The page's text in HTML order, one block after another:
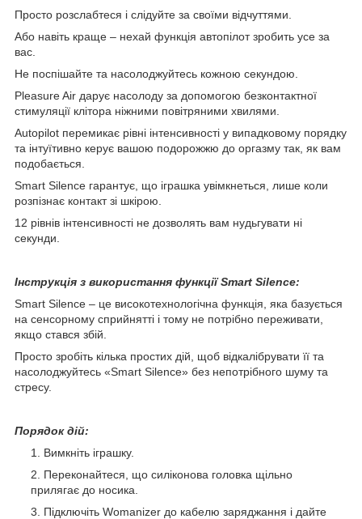
Просто розслабтеся і слідуйте за своїми відчуттями.
Або навіть краще – нехай функція автопілот зробить усе за
вас.
Не поспішайте та насолоджуйтесь кожною секундою.
Pleasure Air дарує насолоду за допомогою безконтактної
стимуляції клітора ніжними повітряними хвилями.
Autopilot перемикає рівні інтенсивності у випадковому порядку
та інтуїтивно керує вашою подорожжю до оргазму так, як вам
подобається.
Smart Silence гарантує, що іграшка увімкнеться, лише коли
розпізнає контакт зі шкірою.
12 рівнів інтенсивності не дозволять вам нудьгувати ні
секунди.
Інструкція з використання функції Smart Silence:
Smart Silence – це високотехнологічна функція, яка базується
на сенсорному сприйнятті і тому не потрібно переживати,
якщо стався збій.
Просто зробіть кілька простих дій, щоб відкалібрувати її та
насолоджуйтесь «Smart Silence» без непотрібного шуму та
стресу.
Порядок дій:
Вимкніть іграшку.
Переконайтеся, що силіконова головка щільно
прилягає до носика.
Підключіть Womanizer до кабелю заряджання і дайте